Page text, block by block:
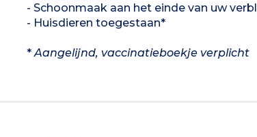
- Schoonmaak aan het einde van uw
- Huisdieren toegestaan*
*Aangelijnd, vaccinatieboekje verplicht